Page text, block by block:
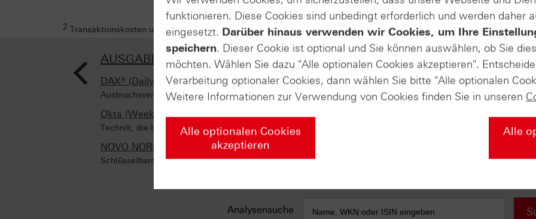
2 Transaktionskosten und Ihr Depotpreis (soweit diese anfallen) sind in der Darstellung nicht berücksichtigt und
< AUSGABE VOM 21.05.2026
DAX® (Daily)
Ausbruchsversuch auf der Oberseite
Okta (Weekly)
Technik, die begeistert!
NOVO NORDISK (ADR) (Weekly)
Schlüsselbarrieren voraus
AUSGABE VOM 22.05.2026
DAX® (Daily)
Taktgeber 24.700 Punkte
Zwei Zeitebenen – die gleiche konstruktive
Analysensuche
funktionieren. Diese Cookies sind unbedingt erforderlich und werden daher
eingesetzt. Darüber hinaus verwenden wir Cookies, um Ihre
speichern. Dieser Cookie ist optional und Sie können auswählen, ob Sie
möchten. Wählen Sie dazu "Alle optionalen Cookies akzeptieren".
Verarbeitung optionaler Cookies, dann wählen Sie bitte "Alle optionalen
Weitere Informationen zur Verwendung von Cookies finden Sie in unseren
Alle optionalen Cookies
akzeptieren
Alle